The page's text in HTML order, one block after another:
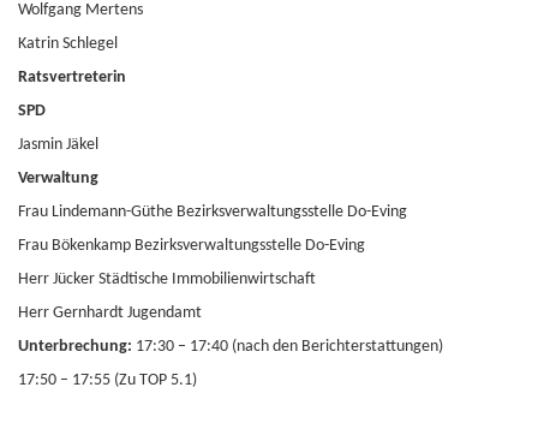
Wolfgang Mertens
Katrin Schlegel
Ratsvertreterin
SPD
Jasmin Jäkel
Verwaltung
Frau Lindemann-Güthe Bezirksverwaltungsstelle Do-Eving
Frau Bökenkamp Bezirksverwaltungsstelle Do-Eving
Herr Jücker Städtische Immobilienwirtschaft
Herr Gernhardt Jugendamt
Unterbrechung: 17:30 – 17:40 (nach den Berichterstattungen)
17:50 – 17:55 (Zu TOP 5.1)